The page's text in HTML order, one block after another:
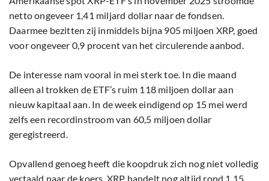
netto ongeveer 1,41 miljard dollar naar de fondsen.
Daarmee bezitten zij inmiddels bijna 905 miljoen XRP, goed
voor ongeveer 0,9 procent van het circulerende aanbod.
De interesse nam vooral in mei sterk toe. In die maand
alleen al trokken de ETF’s ruim 118 miljoen dollar aan
nieuw kapitaal aan. In de week eindigend op 15 mei werd
zelfs een recordinstroom van 60,5 miljoen dollar
geregistreerd.
Opvallend genoeg heeft die koopdruk zich nog niet volledig
vertaald naar de koers. XRP handelt nog altijd rond 1,15